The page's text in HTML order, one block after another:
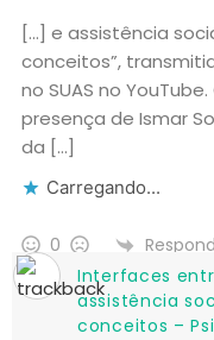
[…] e assistência
conceitos”,
no SUAS no
presença de Ismar
da […]
Carregando...
0
Interfaces
assistência
conceitos –